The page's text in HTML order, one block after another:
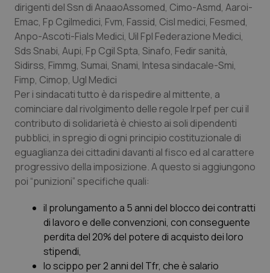
Lazio
Liguria
Lombardia
Marche
Molise
Piemonte
Provincia Autonoma di Trento
Puglia
Diabete & glucometri
Disturbi dell’umore
Dolore
Donna & Salute
Epatiti
HIV
Ipertensione & Scompenso
Malattie rare
dirigenti del Ssn di AnaaoAssomed, Cimo-Asmd, Aaroi-
Emac, Fp Cgilmedici, Fvm, Fassid, Cisl medici, Fesmed,
Anpo-Ascoti-Fials Medici, Uil Fpl Federazione Medici,
Sds Snabi, Aupi, Fp Cgil Spta, Sinafo, Fedir sanità,
Sidirss, Fimmg, Sumai, Snami, Intesa sindacale-Smi,
Fimp, Cimop, Ugl Medici
Per i sindacati tutto è da rispedire al mittente, a
cominciare dal rivolgimento delle regole Irpef per cui il
contributo di solidarietà è chiesto ai soli dipendenti
pubblici, in spregio di ogni principio costituzionale di
eguaglianza dei cittadini davanti al fisco ed al carattere
progressivo della imposizione. A questo si aggiungono
poi “punizioni” specifiche quali:
il prolungamento a 5 anni del blocco dei contratti
di lavoro e delle convenzioni, con conseguente
perdita del 20% del potere di acquisto dei loro
stipendi,
lo scippo per 2 anni del Tfr, che è salario